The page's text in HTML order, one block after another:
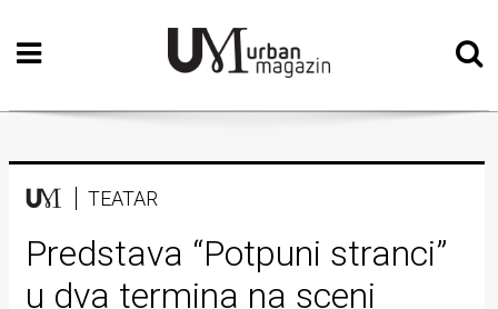
Početna
Vizualne
Teatar
Književnost
Muzika
TEATAR
Predstava “Potpuni stranci”
u dva termina na sceni